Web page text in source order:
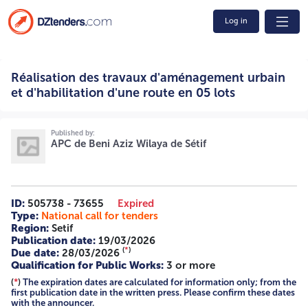
Log in
d'habilitation d'une route en 05 lots 02/2026 2625002894
REPUBBLIQUE ALGERIENNE DEMOCRATIQUE ET
095719039253908 AVIS D’APPEL D’OFFRE NATIONAL
OUVERTE AVEC EXIGENCE DE CAPACITE MINIMALES N° 02
2026 Conformément à la loi n° 23-12 du 18 Moharram
15/247 of 16 septembre 2015 portant réglementation des
marchés publics et des délégations de service public. le
président de d'assemble populaire Communal de beni aziz.
lance un avis d'appel d'offre national ouvert avec exigence
de capacité minimales pour les opérations suivante: Lot
n°01: Aménagement urbain d'entrée ouest de la ville de
beni aziz avec contrôle technique. Lot n°02: Achèvement
d'Aménagement urbain VAS 08 mai 1945 avec contrôle
Réalisation des travaux d'aménagement urbain
et d'habilitation d'une route en 05 lots
Published by:
APC de Beni Aziz Wilaya de Sétif
ID: 505738 - 73655
Expired
Type: National call for tenders
Region: Setif
Publication date: 19/03/2026
Due date: 28/03/2026 (*)
Qualification for Public Works: 3 or more
(*) The expiration dates are calculated for information only; from the
first publication date in the written press. Please confirm these dates
with the announcer.